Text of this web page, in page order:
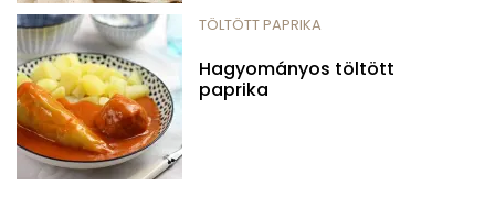
TÖLTÖTT PAPRIKA
Hagyományos töltött
paprika